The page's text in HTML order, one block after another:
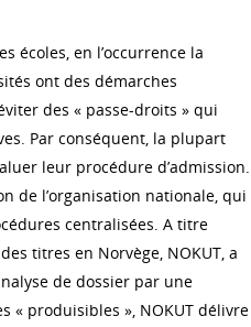
écoles, en l’occurrence la
ont des démarches
des « passe-droits » qui
Par conséquent, la plupart
leur procédure d’admission.
de l’organisation nationale, qui
centralisées. A titre
titres en Norvège, NOKUT, a
de dossier par une
« produisibles », NOKUT délivre